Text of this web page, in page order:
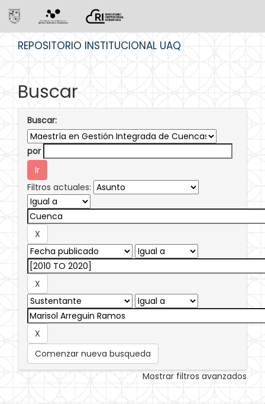
REPOSITORIO INSTITUCIONAL UAQ
Buscar
Buscar:
por
Filtros actuales:
Comenzar nueva busqueda
Mostrar filtros avanzados